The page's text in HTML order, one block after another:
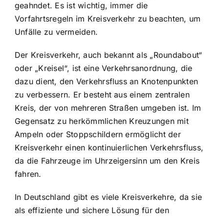
geahndet. Es ist wichtig, immer die
Vorfahrtsregeln im Kreisverkehr zu beachten, um
Unfälle zu vermeiden.
Der Kreisverkehr, auch bekannt als „Roundabout“
oder „Kreisel“, ist eine Verkehrsanordnung, die
dazu dient, den Verkehrsfluss an Knotenpunkten
zu verbessern. Er besteht aus einem zentralen
Kreis, der von mehreren Straßen umgeben ist. Im
Gegensatz zu herkömmlichen Kreuzungen mit
Ampeln oder Stoppschildern ermöglicht der
Kreisverkehr einen kontinuierlichen Verkehrsfluss,
da die Fahrzeuge im Uhrzeigersinn um den Kreis
fahren.
In Deutschland gibt es viele Kreisverkehre, da sie
als effiziente und sichere Lösung für den